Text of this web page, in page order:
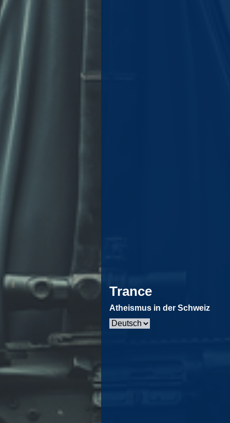
Trance
Atheismus in der Schweiz
Sprache